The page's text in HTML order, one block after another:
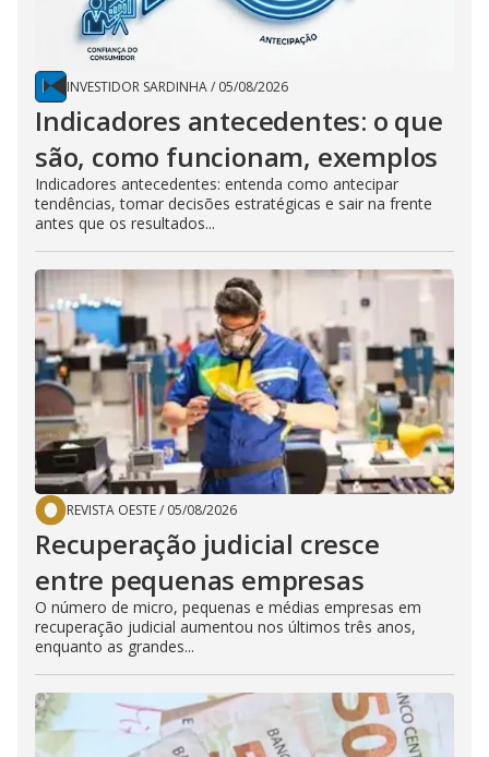
INVESTIDOR SARDINHA/ 05/08/2026
Indicadores antecedentes: o que
são, como funcionam, exemplos
Indicadores antecedentes: entenda como antecipar
tendências, tomar decisões estratégicas e sair na frente
antes que os resultados...
REVISTA OESTE/ 05/08/2026
Recuperação judicial cresce
entre pequenas empresas
O número de micro, pequenas e médias empresas em
recuperação judicial aumentou nos últimos três anos,
enquanto as grandes...